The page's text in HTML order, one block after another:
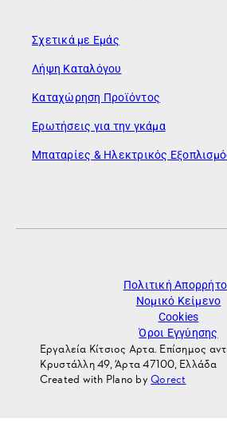
Σχετικά με Εμάς
Λήψη Καταλόγου
Καταχώρηση Προϊόντος
Ερωτήσεις για την γκάμα
Μπαταρίες & Ηλεκτρικός
Πολιτική
Νομικό Κείμενο
Cookies
Όροι Εγγύησης
Εργαλεία Κίτσιος Αρτα. Επίσημος
Κρυστάλλη 49, Άρτα 47100, Ελλάδα
Created with Plano byQorect